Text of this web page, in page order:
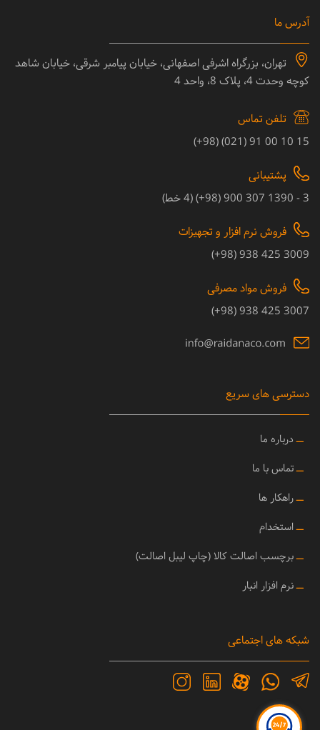
آدرس ما
تهران، بزرگراه اشرفی اصفهانی، خیابان پیامبر شرقی، خیابان شاهد
کوچه وحدت 4، پلاک 8، واحد 4
تلفن تماس
15 10 00 91 (021) (98+)
پشتیبانی
3 - 1390 307 900 (98+) (4 خط)
فروش نرم افزار و تجهیزات
3009 425 938 (98+)
فروش مواد مصرفی
3007 425 938 (98+)
دسترسی های سریع
ــ درباره ما
ــتماس با ما
ــراهکار ها
ــ استخدام
ــبرچسب اصالت کالا (چاپ لیبل اصالت)
ــنرم افزار انبار
شبکه های اجتماعی